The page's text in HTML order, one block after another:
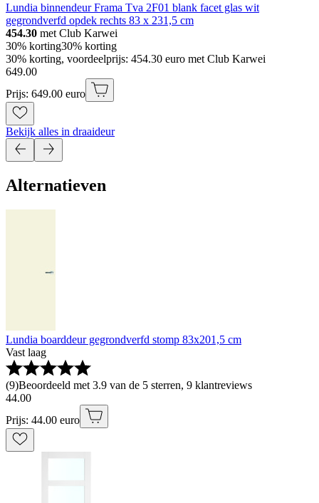
Lundia binnendeur Frama Tva 2F01 blank facet glas wit
gegrondverfd opdek rechts 83 x 231,5 cm
454.30 met Club Karwei
30% korting30% korting
30% korting, voordeelprijs: 454.30 euro met Club Karwei
649.00
Prijs: 649.00 euro
Bekijk alles in draaideur
Alternatieven
Lundia boarddeur gegrondverfd stomp 83x201,5 cm
Vast laag
(9)Beoordeeld met 3.9 van de 5 sterren, 9 klantreviews
44.00
Prijs: 44.00 euro